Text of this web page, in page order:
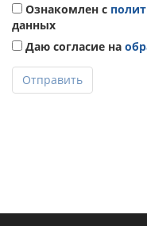
Ознакомлен с
данных
Даю согласие на
Отправить